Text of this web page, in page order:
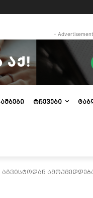
-
ᲐᲛᲑᲔᲑᲘ ᲠᲩᲔᲕᲔᲑᲘ